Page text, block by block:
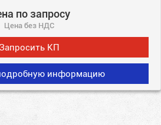
по запросу
Цена без НДС
Запросить КП
информацию